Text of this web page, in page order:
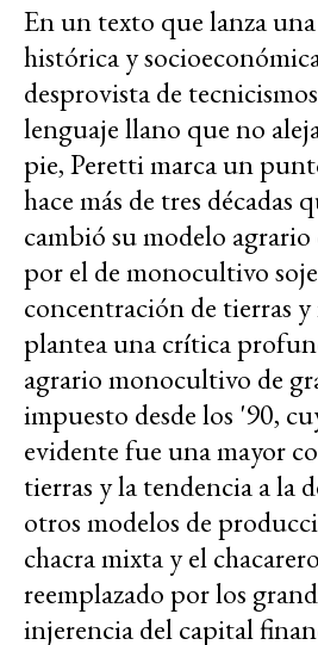
En un texto que lanza
histórica y
desprovista de
lenguaje llano que no
pie, Peretti marca un
hace más de tres décadas
cambió su modelo
por el de monocultivo
concentración de tierras
plantea una crítica
agrario monocultivo de
impuesto desde los '90,
evidente fue una mayor
tierras y la tendencia a la
otros modelos de
chacra mixta y el
reemplazado por los
injerencia del capital